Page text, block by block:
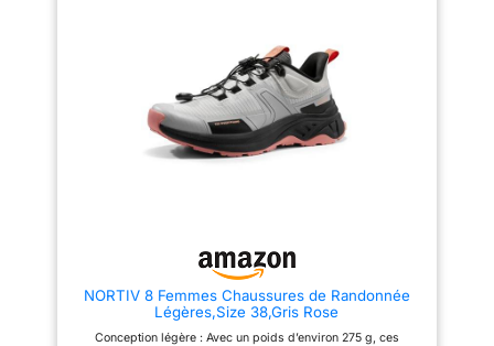
traditionnel offrant confort,
protection et assurance pour
des aventures toute la journée
sur les sentiers. Dessus : maille
avec superpositions en cuir
offrant respirabilité et stabilité.
Embout en caoutchouc anti-
NORTIV 8 Femmes Chaussures de Randonnée
Légères,Size 38,Gris Rose
Conception légère : Avec un poids d’environ 275 g, ces